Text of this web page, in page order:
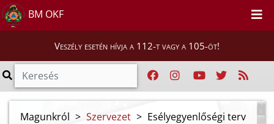
BM OKF
Veszély esetén hívja a 112-t vagy a 105-öt!
Magunkról > Szervezet > Esélyegyenlőségi terv